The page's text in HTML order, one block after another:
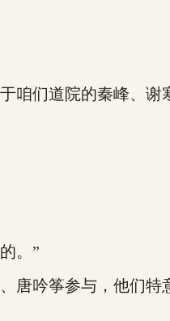
们道院的秦峰、谢
。”
吟筝参与，他们特